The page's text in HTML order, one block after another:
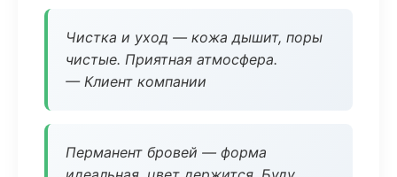
Чистка и уход — кожа дышит, поры
чистые. Приятная атмосфера.
— Клиент компании
Перманент бровей — форма